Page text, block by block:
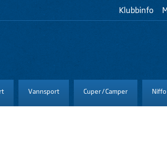
Klubbinfo
Vannsport Cuper / Camper